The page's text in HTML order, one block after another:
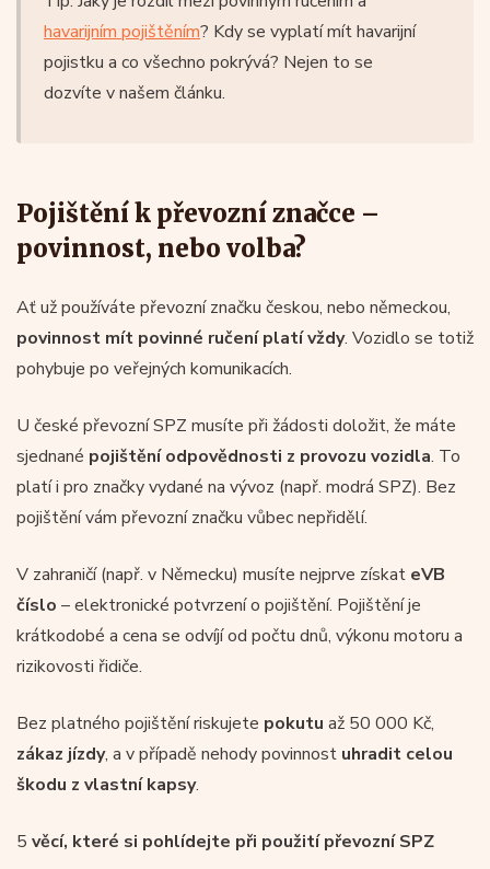
havarijním pojištěním? Kdy se vyplatí mít havarijní
pojistku a co všechno pokrývá? Nejen to se
dozvíte v našem článku.
Pojištění k převozní značce –
povinnost, nebo volba?
Ať už používáte převozní značku českou, nebo německou,
povinnost mít povinné ručení platí vždy. Vozidlo se totiž
pohybuje po veřejných komunikacích.
U české převozní SPZ musíte při žádosti doložit, že máte
sjednané pojištění odpovědnosti z provozu vozidla. To
platí i pro značky vydané na vývoz (např. modrá SPZ). Bez
pojištění vám převozní značku vůbec nepřidělí.
V zahraničí (např. v Německu) musíte nejprve získat eVB
číslo – elektronické potvrzení o pojištění. Pojištění je
krátkodobé a cena se odvíjí od počtu dnů, výkonu motoru a
rizikovosti řidiče.
Bez platného pojištění riskujete pokutu až 50 000 Kč,
zákaz jízdy, a v případě nehody povinnost uhradit celou
škodu z vlastní kapsy.
5 věcí, které si pohlídejte při použití převozní SPZ